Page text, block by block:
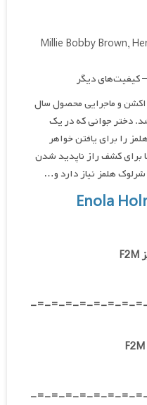
کیفیت‌های دیگر
۲ ، فیلمی اکشن و ماجرایی محصول سال
دختر جوانی که در یک
را برای یافتن خواهر
برای کشف راز ناپدید شدن
هلمز نیاز دارد و…
-=-=-=-=-=-=-=-
-=-=-=-=-=-=-=-